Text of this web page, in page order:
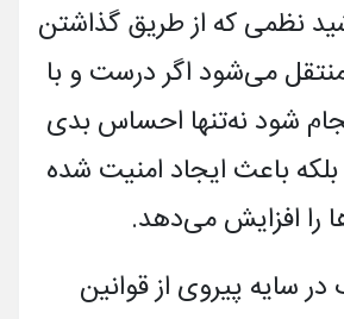
نظمی که از طریق گذاشتن
می­‌شود اگر درست و با
شود نه‌­تنها احساس بدی
باعث ایجاد امنیت شده
را افزایش می‌­دهد.
پیروی از قوانین